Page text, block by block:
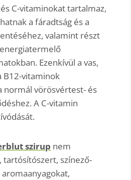
C-vitaminokat tartalmaz,
a fáradtság és a
valamint részt
Ezenkívül a vas,
B12-vitaminok
normál vörösvértest- és
A C-vitamin
szirup nem
színező-